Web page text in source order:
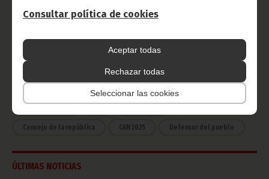
Consultar política de cookies
Aceptar todas
Rechazar todas
Seleccionar las cookies
Noticias Gobierno
Presidencia
África
Deportes Vicepresidencia
COVID-19 Cultura Estadísticas
Economía
Consejo de la república CAN 2025 Defensor del pueblo
ÚLTIMAS NOTICIAS